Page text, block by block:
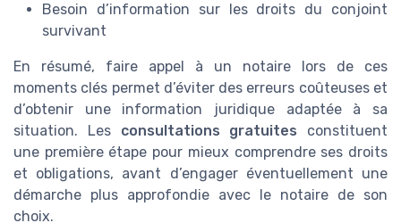
Besoin d’information sur les droits du conjoint
survivant
En résumé, faire appel à un notaire lors de ces
moments clés permet d’éviter des erreurs coûteuses et
d’obtenir une information juridique adaptée à sa
situation. Les consultations gratuites constituent
une première étape pour mieux comprendre ses droits
et obligations, avant d’engager éventuellement une
démarche plus approfondie avec le notaire de son
choix.